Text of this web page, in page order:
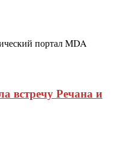
портал MDA
встречу Речана и